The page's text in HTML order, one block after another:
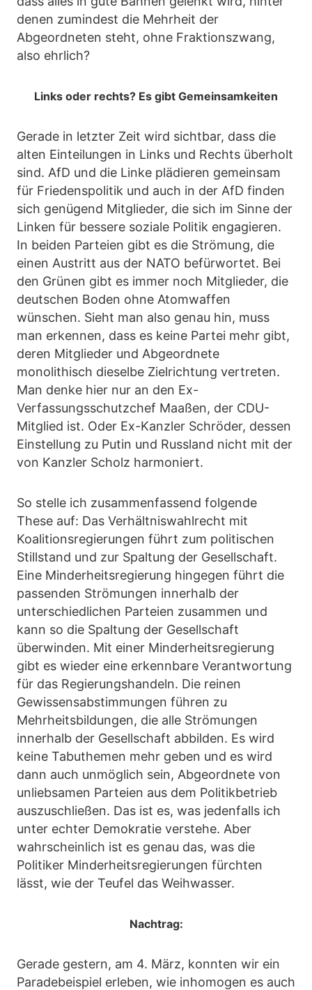
denen zumindest die Mehrheit der
Abgeordneten steht, ohne Fraktionszwang,
also ehrlich?
Links oder rechts? Es gibt Gemeinsamkeiten
Gerade in letzter Zeit wird sichtbar, dass die
alten Einteilungen in Links und Rechts überholt
sind. AfD und die Linke plädieren gemeinsam
für Friedenspolitik und auch in der AfD finden
sich genügend Mitglieder, die sich im Sinne der
Linken für bessere soziale Politik engagieren.
In beiden Parteien gibt es die Strömung, die
einen Austritt aus der NATO befürwortet. Bei
den Grünen gibt es immer noch Mitglieder, die
deutschen Boden ohne Atomwaffen
wünschen. Sieht man also genau hin, muss
man erkennen, dass es keine Partei mehr gibt,
deren Mitglieder und Abgeordnete
monolithisch dieselbe Zielrichtung vertreten.
Man denke hier nur an den Ex-
Verfassungsschutzchef Maaßen, der CDU-
Mitglied ist. Oder Ex-Kanzler Schröder, dessen
Einstellung zu Putin und Russland nicht mit der
von Kanzler Scholz harmoniert.
So stelle ich zusammenfassend folgende
These auf: Das Verhältniswahlrecht mit
Koalitionsregierungen führt zum politischen
Stillstand und zur Spaltung der Gesellschaft.
Eine Minderheitsregierung hingegen führt die
passenden Strömungen innerhalb der
unterschiedlichen Parteien zusammen und
kann so die Spaltung der Gesellschaft
überwinden. Mit einer Minderheitsregierung
gibt es wieder eine erkennbare Verantwortung
für das Regierungshandeln. Die reinen
Gewissensabstimmungen führen zu
Mehrheitsbildungen, die alle Strömungen
innerhalb der Gesellschaft abbilden. Es wird
keine Tabuthemen mehr geben und es wird
dann auch unmöglich sein, Abgeordnete von
unliebsamen Parteien aus dem Politikbetrieb
auszuschließen. Das ist es, was jedenfalls ich
unter echter Demokratie verstehe. Aber
wahrscheinlich ist es genau das, was die
Politiker Minderheitsregierungen fürchten
lässt, wie der Teufel das Weihwasser.
Nachtrag:
Gerade gestern, am 4. März, konnten wir ein
Paradebeispiel erleben, wie inhomogen es auch